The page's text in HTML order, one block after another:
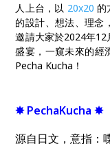
人上台，以 20x20 的
的設計、想法、理念
邀請大家於2024年
盛宴，一窺未來的經
Pecha Kucha！
✸ PechaKucha ✸
源自日文，意指：